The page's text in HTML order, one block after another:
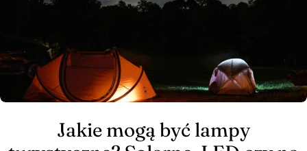
Jakie mogą być lampy